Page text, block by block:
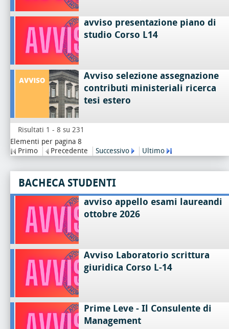
avviso presentazione piano di
studio Corso L14
Avviso selezione assegnazione
contributi ministeriali ricerca
tesi estero
Risultati 1 - 8 su 231
Elementi per pagina 8
Primo
Precedente Successivo Ultimo
BACHECA STUDENTI
avviso appello esami laureandi
ottobre 2026
Avviso Laboratorio scrittura
giuridica Corso L-14
Prime Leve - Il Consulente di
Management